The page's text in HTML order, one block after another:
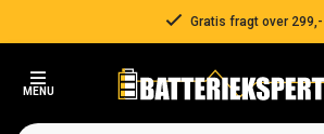
Gratis fragt over 299,-
MENU